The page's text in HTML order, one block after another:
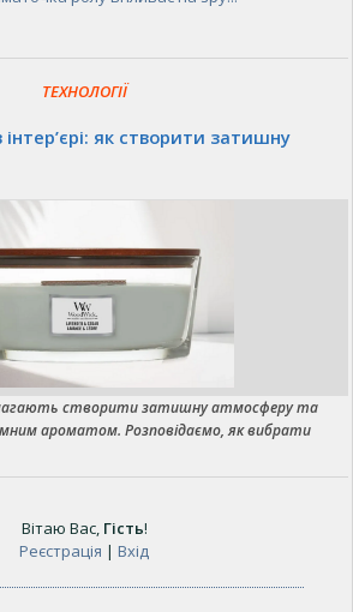
ТЕХНОЛОГІЇ
як створити затишну
створити затишну атмосферу та
ароматом. Розповідаємо, як вибрати
Вітаю Вас, Гість!
Реєстрація | Вхід